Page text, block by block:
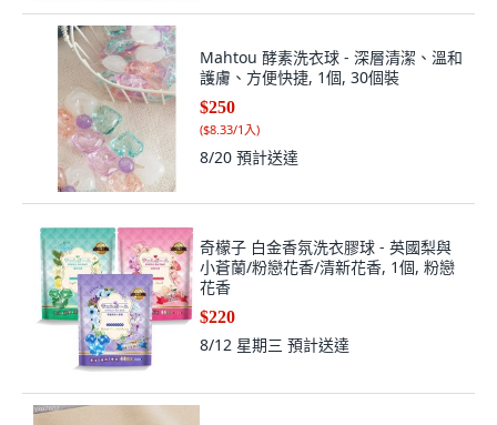
Mahtou 酵素洗衣球 - 深層清潔、溫和
護膚、方便快捷, 1個, 30個裝
$250
($8.33/1入)
8/20 預計送達
奇檬子 白金香氛洗衣膠球 - 英國梨與
小蒼蘭/粉戀花香/清新花香, 1個, 粉戀
花香
$220
8/12 星期三 預計送達